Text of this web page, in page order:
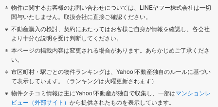
物件に関するお客様のお問い合わせについては、LINEヤフー株式会社は一切
関与いたしません。取扱会社に直接ご確認ください。
不動産購入の検討、契約にあたってはお客様ご自身が情報を確認し、各会社
より十分な説明を受け判断してください。
本ページの掲載内容は変更される場合があります。あらかじめご了承くださ
い。
市区町村・駅ごとの物件ランキングは、Yahoo!不動産独自のルールに基づい
て表示しています。（ランキングは火曜更新されます）
物件クチコミ情報は主にYahoo!不動産が独自で収集し、一部はマンションレ
ビュー（外部サイト） から提供されたものを表示しています。